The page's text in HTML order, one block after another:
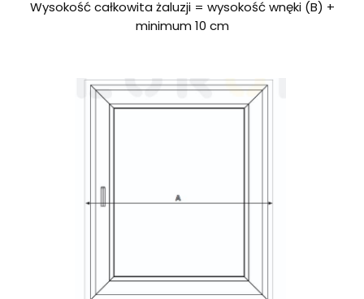
Wysokość całkowita żaluzji = wysokość wnęki (B) +
minimum 10 cm